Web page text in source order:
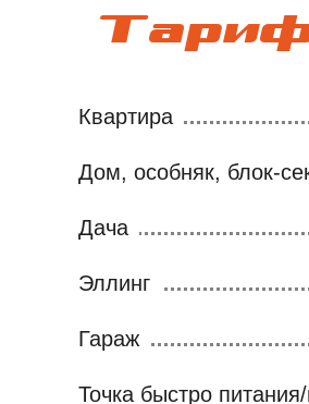
Квартира
Дом, особняк, блок-
Дача
Эллинг
Гараж
Точка быстро